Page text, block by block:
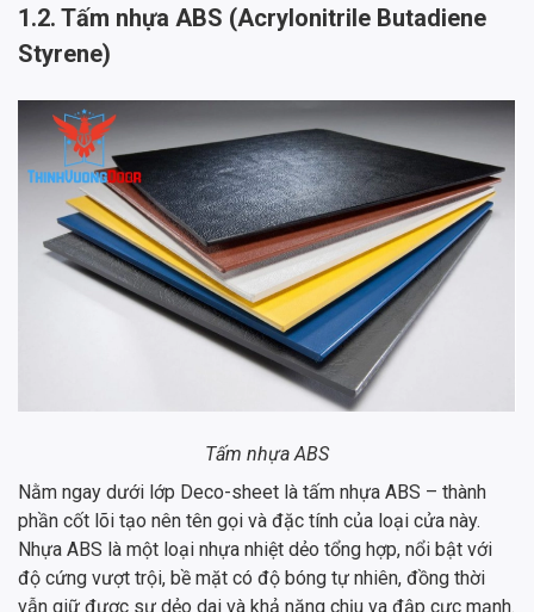
1.2. Tấm nhựa ABS (Acrylonitrile Butadiene
Styrene)
Tấm nhựa ABS
Nằm ngay dưới lớp Deco-sheet là tấm nhựa ABS – thành
phần cốt lõi tạo nên tên gọi và đặc tính của loại cửa này.
Nhựa ABS là một loại nhựa nhiệt dẻo tổng hợp, nổi bật với
độ cứng vượt trội, bề mặt có độ bóng tự nhiên, đồng thời
vẫn giữ được sự dẻo dai và khả năng chịu va đập cực mạnh.